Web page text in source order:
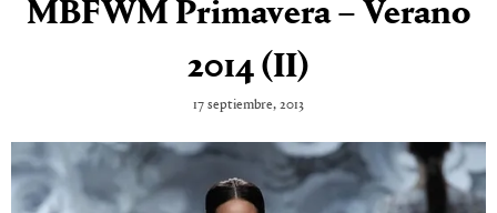
MBFWM Primavera – Verano
2014 (II)
17 septiembre, 2013